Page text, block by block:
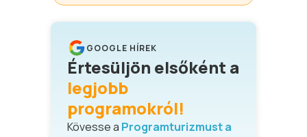
GOOGLE HÍREK
Értesüljön elsőként a
legjobb
programokról!
Kövesse a Programturizmust a